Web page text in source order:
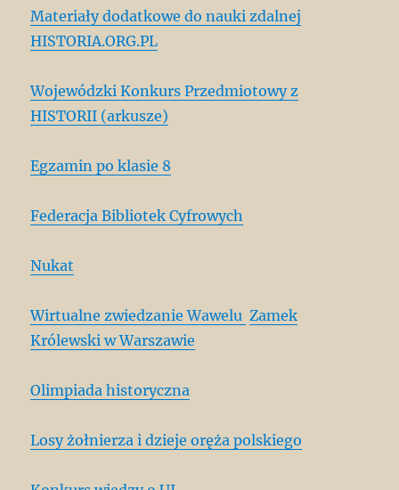
Materiały dodatkowe do nauki zdalnej
HISTORIA.ORG.PL
Wojewódzki Konkurs Przedmiotowy z
HISTORII (arkusze)
Egzamin po klasie 8
Federacja Bibliotek Cyfrowych
Nukat
Wirtualne zwiedzanie Wawelu Zamek
Królewski w Warszawie
Olimpiada historyczna
Losy żołnierza i dzieje oręża polskiego